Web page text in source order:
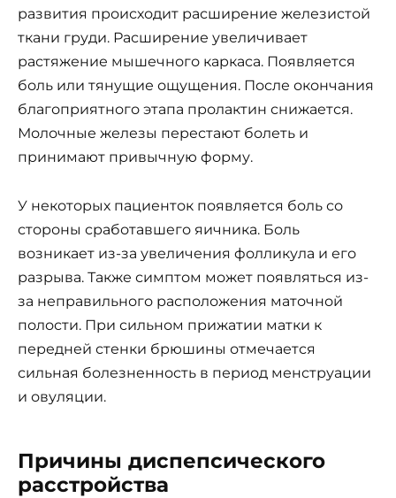
развития происходит расширение железистой
ткани груди. Расширение увеличивает
растяжение мышечного каркаса. Появляется
боль или тянущие ощущения. После окончания
благоприятного этапа пролактин снижается.
Молочные железы перестают болеть и
принимают привычную форму.
У некоторых пациенток появляется боль со
стороны сработавшего яичника. Боль
возникает из-за увеличения фолликула и его
разрыва. Также симптом может появляться из-
за неправильного расположения маточной
полости. При сильном прижатии матки к
передней стенки брюшины отмечается
сильная болезненность в период менструации
и овуляции.
Причины диспепсического
расстройства